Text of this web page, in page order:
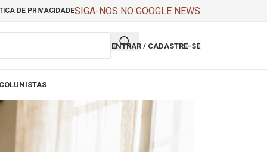
DE PRIVACIDADESIGA-NOS NO GOOGLE NEWS
ENTRAR / CADASTRE-SE